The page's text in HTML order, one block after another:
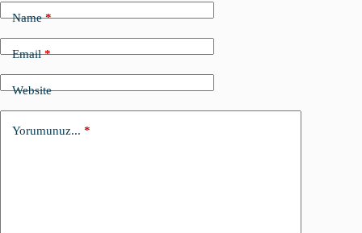
Name*
Email*
Website
Yorumunuz... *